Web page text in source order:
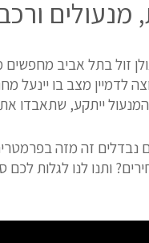
מנעולים
זול בתל אביב
לדמיין מצב בו
ייתקע, שתאבדו
זה מזה
ותנו לנו לגלות